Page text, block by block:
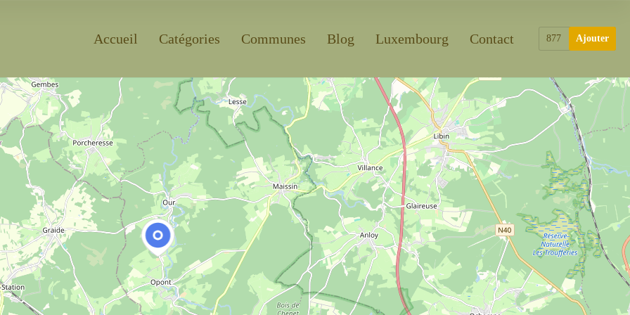
Accueil Catégories Communes Blog Luxembourg Contact 877 Ajouter